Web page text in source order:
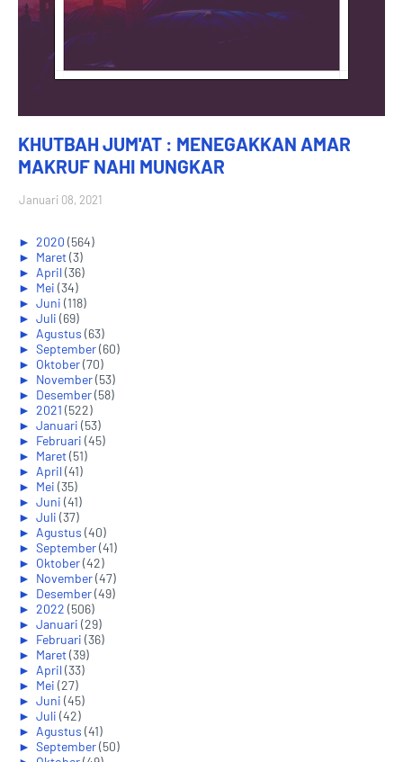
KHUTBAH JUM'AT : MENEGAKKAN AMAR
MAKRUF NAHI MUNGKAR
Januari 08, 2021
► 2020 (564)
► Maret(3)
► April(36)
► Mei (34)
► Juni (118)
► Juli (69)
► Agustus (63)
► September(60)
► Oktober(70)
► November(53)
► Desember(58)
► 2021 (522)
► Januari (53)
► Februari (45)
► Maret(51)
► April(41)
► Mei (35)
► Juni (41)
► Juli (37)
► Agustus (40)
► September(41)
► Oktober(42)
► November(47)
► Desember(49)
► 2022 (506)
► Januari (29)
► Februari (36)
► Maret(39)
► April(33)
► Mei (27)
► Juni (45)
► Juli (42)
► Agustus (41)
► September(50)